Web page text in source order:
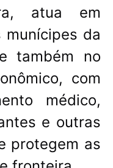
atua em
da
também no
com
médico,
e outras
protegem as